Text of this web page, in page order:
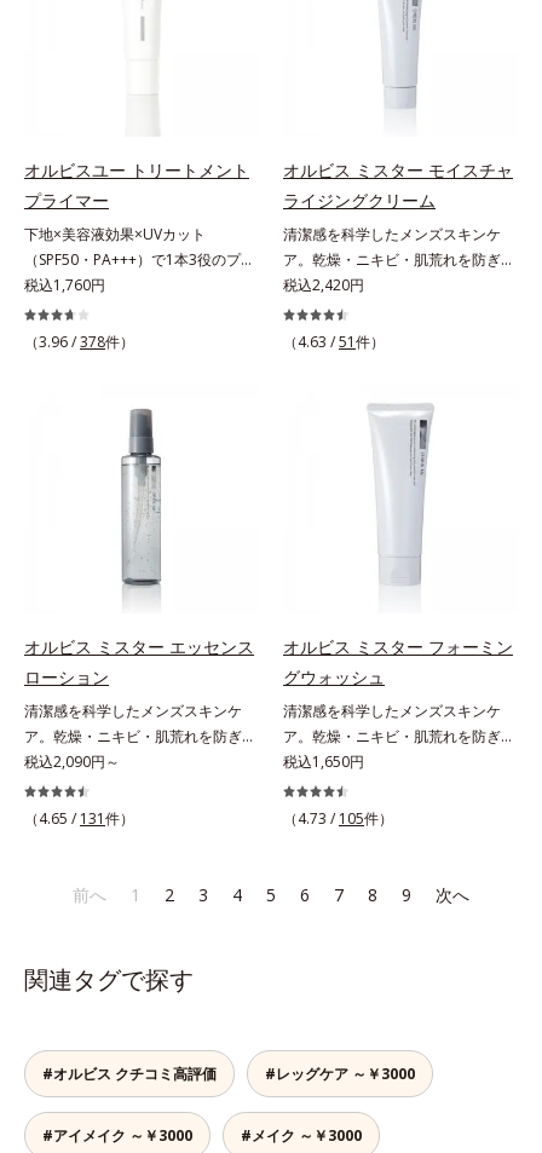
イジングケアを応援します。*1 メ
ラニンの生成を抑え、シミ・ソバカ
と*4 剥がれずに肌に蓄積した古い
角層*5 乾燥による*6 洗浄によ
る物理的効果*7 うるおいによる
*8 乾燥、ハリ・ツヤのなさ*9
保湿成分*10 ロニセラカエルレア
果汁、ノバラエキス配合＝うるおい
を与えハリと透明感に満ちた肌へ導
く保湿成分*11 メマツヨイグサ抽
出液、スイカズラエキス配合＝角層
の生成を抑え、シミ・ソバカスを防
ぐ（ウォッシュ除く）*2 オルビス
内スキンケアシリーズの保湿力*3
年齢に応じたお手入れのこと*4 う
るおいによる*5 乾燥、ハリ・ツヤ
ロニセラカエルレア果汁、ノバラエ
キス配合＝うるおいを与えハリと透
明感に満ちた肌へ導く保湿成分*9
メマツヨイグサ抽出液、スイカズラ
エキス配合＝角層のすみずみまで水
分・油分を保ち、ハリ・ツヤを与え
る保湿成分*10 気持ちのこと各商品
の詳しい情報は商品ページをご覧く
ト。「クリアフル エッセンス カバ
ー ファンデーション」は紫外線吸
ことを考えた設計。さらに美容成分
に包まれた水分保持力の高い粉体や
和漢植物由来成分をはじめとした、
肌をいたわる保湿成分をたっぷり配
合しました。肌にやさしいだけでな
く、毛穴や凸凹、赤みをカバーし
て、自然な陶器肌を叶えます。*1
乾燥など*2 すべての人に皮膚刺激
がおきないというわけではありませ
を6つも配合。保水してうるおいを
逃さない成分と、深く浸透してうる
おいで満たす成分で、髪も地肌も贅
沢にケアします。さらにうるおいを
行き渡らせる浸透力と、うるおいを
用。髪のうねりを抑え、スタイリン
グのしやすい、ずっと触れていたく
なるうるツヤ髪へと導きます。ヒノ
キ、ラベンダー、ゼラニウムによる
リフレッシュアロマの香りで、バス
ルームがここちよいリラックス空間
に。*1 うねり、パサつき*2 保湿成
分
オルビスユー トリートメント
プライマー
下地×美容液効果×UVカット
（SPF50・PA+++）で1本3役のプラ
イマー。凹凸をつるんとなめらかに
(*1)整え、化粧ノリUPの高機能化粧
下地。“塗るたび高まる、素肌の美
る小ジワをカバーしてハリ肌に整え
る高機能化粧下地毛穴や小ジワの凹
凸をつるんとなめらかに(*1)。スキ
ンケア発想の化粧下地です。保湿成
分が肌全層(*2)に働きかけて、肌の
うるおいをグンとアップ＆リッチな
クリームのようにぴたっと密着。乾
燥による小ジワを目立たなく(*1)
す。むやみに隠すのではなくふわり
アのW効果で軽やかな美肌を印象づ
けます。紫外線吸収剤フリーなのに
高SPF値、さらにスキンプロテクト
複合成分(*3)が、ブルーライト、紫
外線、大気中の微粒子汚れなどの外
的ダメージから肌表面をガードしま
でも、ただ隠すだけでなく、乾きや
ーします。【ラスティング効果】皮
脂選択テカリ防止成分(*5)テカリの
はしっかり残すことでカバー力を保
ちます。*1 メイク効果による*2 角
層の範囲内*3 スキンプロテクト※
複合成分配合＝肌を保護し、乾燥を
防ぐ複合成分 ※ ビルベリー葉エ
税込1,760円
（3.96 /378件）
オルビス ミスター モイスチャ
ライジングクリーム
清潔感を科学したメンズスキンケ
ア。乾燥・ニキビ・肌荒れを防ぎハ
リ・ツヤのある、好印象な清潔透明
肌(*1)へ。オルビスミスターは、男
性の清潔感、爽やかさ、若々しさの
であること(*2)を業界で初めて発見
(*3)。ニキビ・肌荒れ予防有効成分
と保湿成分を新たに配合。これまで
の乾燥・テカリへのケアはそのまま
ローチする進化を遂げました。うる
アイテム同士をなじみやすくする
「うるおいコネクト設計」を採用。
8アイテム分の機能を3ステップに集
約し、よりシンプルなお手入れで、
ハリ・ツヤのある好印象な清潔透明
肌(*1)へ導きます。*1 うるおいによ
る透明感のある肌*2 男性の顔画像
を用いた印象評価において、基準画
かさ印象が高く評価されたこと*3
税込2,420円
（4.63 /51件）
オルビス ミスター エッセンス
ローション
清潔感を科学したメンズスキンケ
ア。乾燥・ニキビ・肌荒れを防ぎハ
リ・ツヤのある、好印象な清潔透明
肌(*1)へ。オルビス ミスターは、男
性の清潔感、爽やかさ、若々しさの
であること(*2)を業界で初めて発見
の乾燥・テカリへのケアはそのまま
に、肌荒れ・ニキビ予防など“今”の
ローチする進化を遂げました。うる
おいを逃しやすい男性肌に着目し、
アイテム同士をなじみやすくする
「うるおいコネクト設計」を採用。
税込2,090円～
（4.65 / 131件）
オルビス ミスター フォーミン
グウォッシュ
清潔感を科学したメンズスキンケ
ア。乾燥・ニキビ・肌荒れを防ぎハ
リ・ツヤのある、好印象な清潔透明
肌(*1)へ。オルビス ミスターは、男
性の清潔感、爽やかさ、若々しさの
であること(*2)を業界で初めて発見
ローチする進化を遂げました。うる
おいを逃しやすい男性肌に着目し、
アイテム同士をなじみやすくする
「うるおいコネクト設計」を採用。
税込1,650円
（4.73 / 105件）
前へ 1 2 3 4 5 6 7 8 9 次へ
関連タグで探す
#オルビス クチコミ高評価 #レッグケア ～￥3000
#アイメイク ～￥3000 #メイク ～￥3000